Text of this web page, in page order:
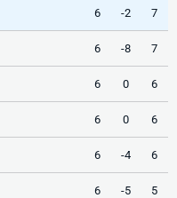
6 -2 7
6 -8 7
6 0 6
6 0 6
6 -4 6
6 -5 5